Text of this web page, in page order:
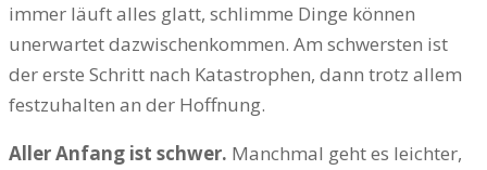
immer läuft alles glatt, schlimme Dinge können
unerwartet dazwischenkommen. Am schwersten ist
der erste Schritt nach Katastrophen, dann trotz allem
festzuhalten an der Hoffnung.
Aller Anfang ist schwer. Manchmal geht es leichter,